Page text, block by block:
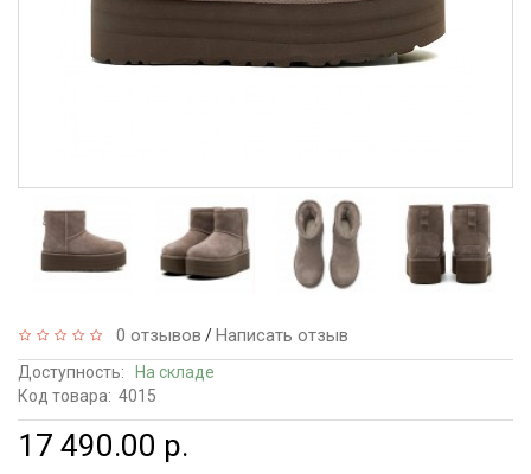
0 отзывов /Написать отзыв
Доступность:
На складе
Код товара: 4015
17 490.00 р.